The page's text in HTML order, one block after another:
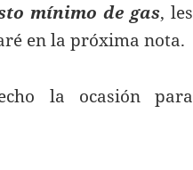
mínimo de gas, les
en la próxima nota.
la ocasión para